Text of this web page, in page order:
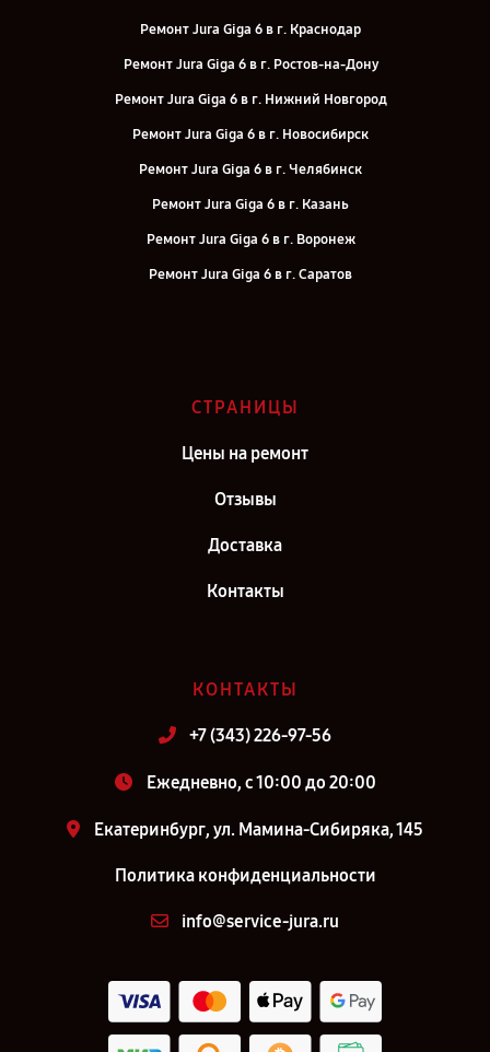
Ремонт Jura Giga 6 в г. Краснодар
Ремонт Jura Giga 6 в г. Ростов-на-Дону
Ремонт Jura Giga 6 в г. Нижний Новгород
Ремонт Jura Giga 6 в г. Новосибирск
Ремонт Jura Giga 6 в г. Челябинск
Ремонт Jura Giga 6 в г. Казань
Ремонт Jura Giga 6 в г. Воронеж
Ремонт Jura Giga 6 в г. Саратов
Ремонт Jura Giga 6 в г. Санкт-Петербург
СТРАНИЦЫ
Цены на ремонт
Отзывы
Доставка
Контакты
КОНТАКТЫ
+7 (343) 226-97-56
Ежедневно, с 10:00 до 20:00
Екатеринбург, ул. Мамина-Сибиряка, 145
Политика конфиденциальности
info@service-jura.ru